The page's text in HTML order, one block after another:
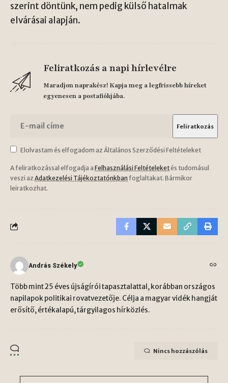
szerint döntünk, nem pedig külső hatalmak
elvárásai alapján.
Feliratkozás a napi hírlevélre
Maradjon naprakész! Kapja meg a legfrissebb híreket
egyenesen a postafiókjába.
Elolvastam és elfogadom az Általános Szerződési Feltételeket
A feliratkozással elfogadja a Felhasználási Feltételeketés tudomásul
veszi az Adatkezelési Tájékoztatónkban foglaltakat. Bármikor
leiratkozhat.
András Székely
Több mint 25 éves újságírói tapasztalattal, korábban országos
napilapok politikai rovatvezetője. Célja a magyar vidék hangját
erősítő, értékalapú, tárgyilagos hírközlés.
Nincs hozzászólás